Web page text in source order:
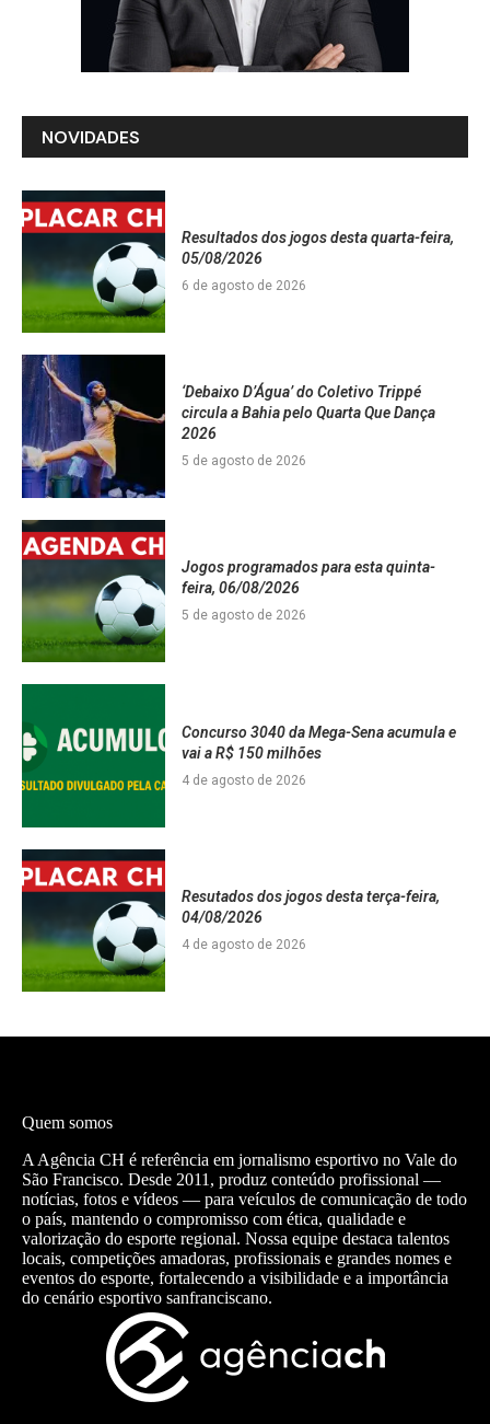
NOVIDADES
Resultados dos jogos desta quarta-feira,
05/08/2026
6 de agosto de 2026
‘Debaixo D’Água’ do Coletivo Trippé
circula a Bahia pelo Quarta Que Dança
2026
5 de agosto de 2026
Jogos programados para esta quinta-
feira, 06/08/2026
5 de agosto de 2026
Concurso 3040 da Mega-Sena acumula e
vai a R$ 150 milhões
4 de agosto de 2026
Resutados dos jogos desta terça-feira,
04/08/2026
4 de agosto de 2026
Quem somos
A Agência CH é referência em jornalismo esportivo no Vale do
São Francisco. Desde 2011, produz conteúdo profissional —
notícias, fotos e vídeos — para veículos de comunicação de todo
o país, mantendo o compromisso com ética, qualidade e
valorização do esporte regional. Nossa equipe destaca talentos
locais, competições amadoras, profissionais e grandes nomes e
eventos do esporte, fortalecendo a visibilidade e a importância
do cenário esportivo sanfranciscano.